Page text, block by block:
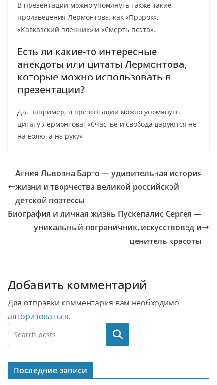
В презентации можно упомянуть также такие
произведения Лермонтова, как «Пророк»,
«Кавказский пленник» и «Смерть поэта».
Есть ли какие-то интересные
анекдоты или цитаты Лермонтова,
которые можно использовать в
презентации?
Да, например, в презентации можно упомянуть
цитату Лермонтова: «Счастье и свобода даруются не
на волю, а на руку»
Агния Львовна Барто — удивительная история
жизни и творчества великой российской
детской поэтессы
Биография и личная жизнь Пускепалис Сергея —
уникальный пограничник, искусствовед и
ценитель красоты
Добавить комментарий
Для отправки комментария вам необходимо
авторизоваться.
Поиск
Последние записи